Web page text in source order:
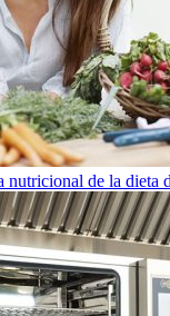
nutricional de la dieta